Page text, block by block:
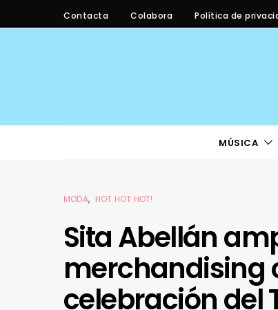
Contacta Colabora Política de
MÚSICA
MODA HOT HOT HOT!
Sita Abellán
merchandising
celebración del